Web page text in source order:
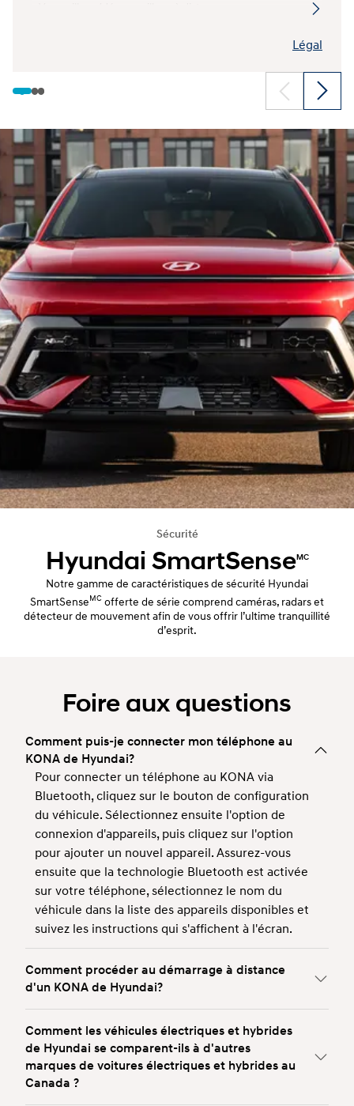
• Abonnement sans frais pendant 3 ans sur les modèles
équipés
Légal
Sécurité
Hyundai SmartSenseMC
Notre gamme de caractéristiques de sécurité Hyundai
SmartSenseMC offerte de série comprend caméras, radars et
détecteur de mouvement afin de vous offrir l’ultime tranquillité
d’esprit.
Foire aux questions
Comment puis-je connecter mon téléphone au
KONA de Hyundai?
Pour connecter un téléphone au KONA via
Bluetooth, cliquez sur le bouton de configuration
du véhicule. Sélectionnez ensuite l'option de
connexion d'appareils, puis cliquez sur l'option
pour ajouter un nouvel appareil. Assurez-vous
ensuite que la technologie Bluetooth est activée
sur votre téléphone, sélectionnez le nom du
véhicule dans la liste des appareils disponibles et
suivez les instructions qui s'affichent à l'écran.
Comment procéder au démarrage à distance
d'un KONA de Hyundai?
Comment les véhicules électriques et hybrides
de Hyundai se comparent-ils à d'autres
marques de voitures électriques et hybrides au
Canada ?